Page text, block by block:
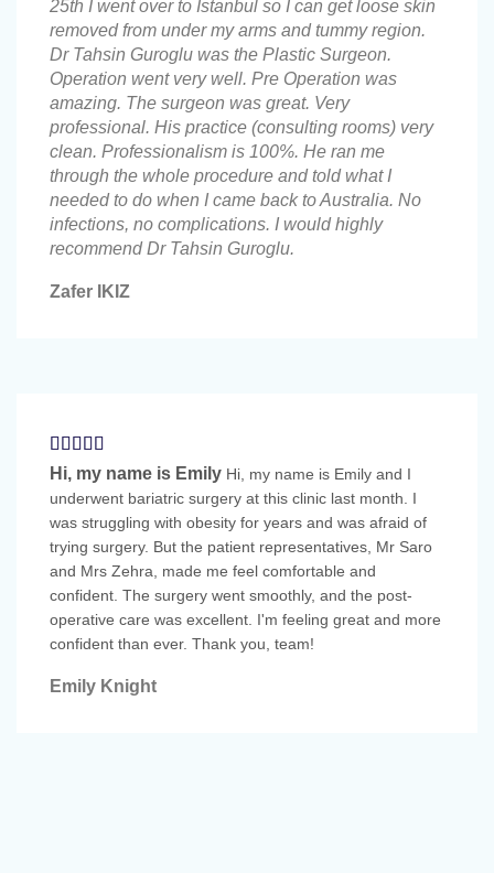
25th I went over to Istanbul so I can get loose skin
removed from under my arms and tummy region.
Dr Tahsin Guroglu was the Plastic Surgeon.
Operation went very well. Pre Operation was
amazing. The surgeon was great. Very
professional. His practice (consulting rooms) very
clean. Professionalism is 100%. He ran me
through the whole procedure and told what I
needed to do when I came back to Australia. No
infections, no complications. I would highly
recommend Dr Tahsin Guroglu.
Zafer IKIZ
Hi, my name is Emily Hi, my name is Emily and I
underwent bariatric surgery at this clinic last month. I
was struggling with obesity for years and was afraid of
trying surgery. But the patient representatives, Mr Saro
and Mrs Zehra, made me feel comfortable and
confident. The surgery went smoothly, and the post-
operative care was excellent. I'm feeling great and more
confident than ever. Thank you, team!
Emily Knight